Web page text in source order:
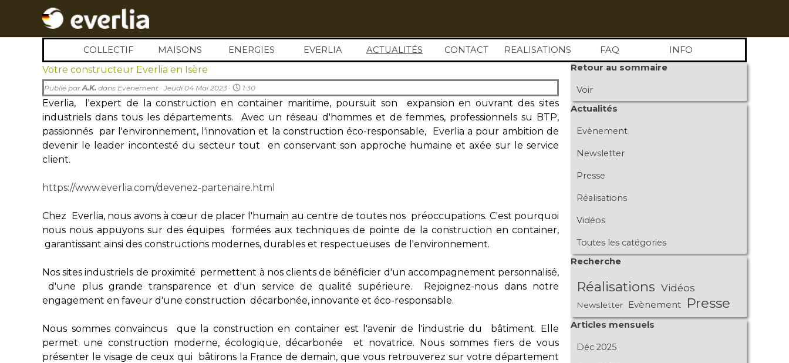
Sauter le menu
COLLECTIF ▼
MAISONS ▼
ENERGIES EVERLIA ▼
ACTUALITÉS CONTACT REALISATIONS FAQ INFO
Votre constructeur Everlia en Isère
Publié parA.K. dans Evènement · Jeudi 04 Mai 2023 · 1:30
Everlia, l'expert de la construction en container maritime, poursuit son expansion en ouvrant des sites
industriels dans tous les départements. Avec un réseau d'hommes et de femmes, professionnels su BTP,
passionnés par l'environnement, l'innovation et la construction éco-responsable, Everlia a pour ambition de
devenir le leader incontesté du secteur tout en conservant son approche humaine et axée sur le service
client.
https://www.everlia.com/devenez-partenaire.html
Chez Everlia, nous avons à cœur de placer l'humain au centre de toutes nos préoccupations. C'est pourquoi
nous nous appuyons sur des équipes formées aux techniques de pointe de la construction en container,
garantissant ainsi des constructions modernes, durables et respectueuses de l'environnement.
Nos sites industriels de proximité permettent à nos clients de bénéficier d'un accompagnement personnalisé,
d'une plus grande transparence et d'un service de qualité supérieure. Rejoignez-nous dans notre
engagement en faveur d'une construction décarbonée, innovante et éco-responsable.
Nous sommes convaincus que la construction en container est l'avenir de l'industrie du bâtiment. Elle
permet une construction moderne, écologique, décarbonée et novatrice. Nous sommes fiers de vous
présenter le visage de ceux qui bâtirons la France de demain, que vous retrouverez sur votre département
Sauter le bloc Retour au sommaire
Retour au sommaire
Voir
Sauter le bloc Actualités
Actualités
Evènement
Newsletter
Presse
Réalisations
Vidéos
Toutes les catégories
Sauter le bloc Recherche
Recherche
Réalisations Vidéos
Newsletter Evènement Presse
Sauter le bloc Articles mensuels
Articles mensuels
Déc 2025